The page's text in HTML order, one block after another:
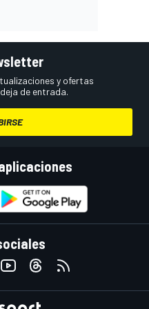
y ofertas
de entrada.